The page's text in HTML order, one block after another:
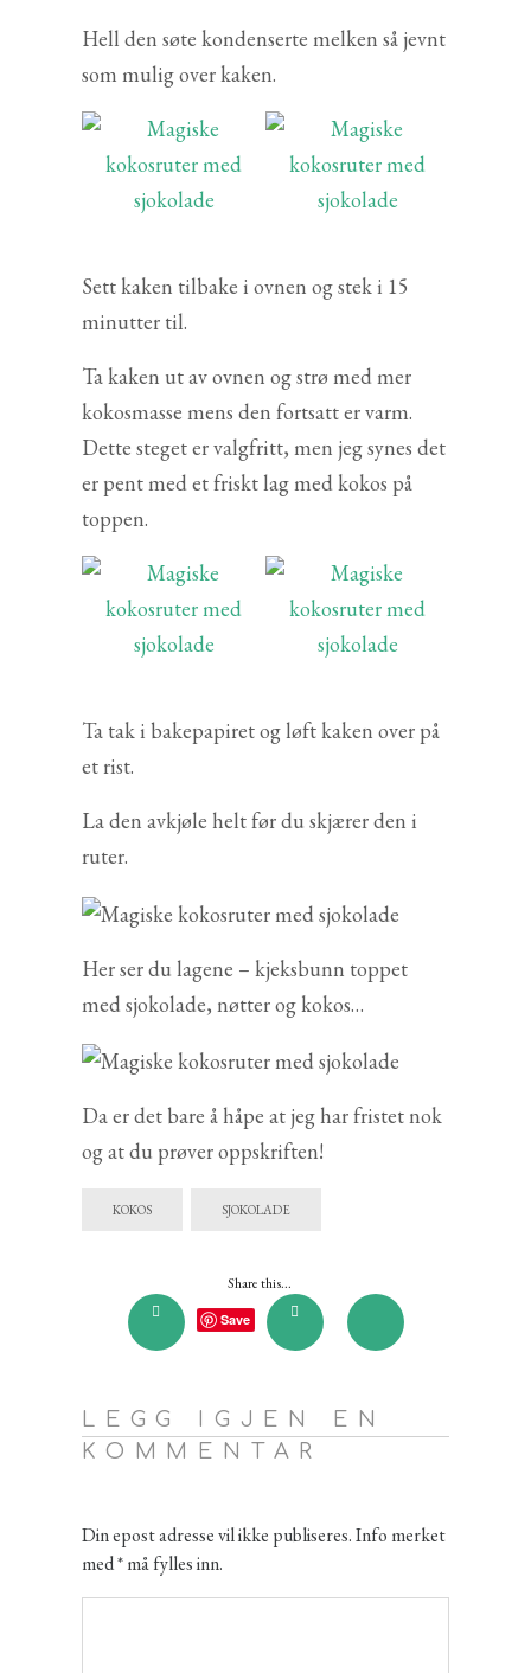
Hell den søte kondenserte melken så jevnt
som mulig over kaken.
Sett kaken tilbake i ovnen og stek i 15
minutter til.
Ta kaken ut av ovnen og strø med mer
kokosmasse mens den fortsatt er varm.
Dette steget er valgfritt, men jeg synes det
er pent med et friskt lag med kokos på
toppen.
Ta tak i bakepapiret og løft kaken over på
et rist.
La den avkjøle helt før du skjærer den i
ruter.
Her ser du lagene – kjeksbunn toppet
med sjokolade, nøtter og kokos…
Da er det bare å håpe at jeg har fristet nok
og at du prøver oppskriften!
KOKOS SJOKOLADE
Share this...
Save
LEGG IGJEN EN
KOMMENTAR
Din epost adresse vil ikke publiseres. Info merket
med * må fylles inn.